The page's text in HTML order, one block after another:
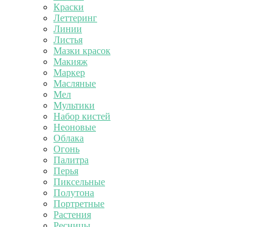
Краски
Леттеринг
Линии
Листья
Мазки красок
Макияж
Маркер
Масляные
Мел
Мультики
Набор кистей
Неоновые
Облака
Огонь
Палитра
Перья
Пиксельные
Полутона
Портретные
Растения